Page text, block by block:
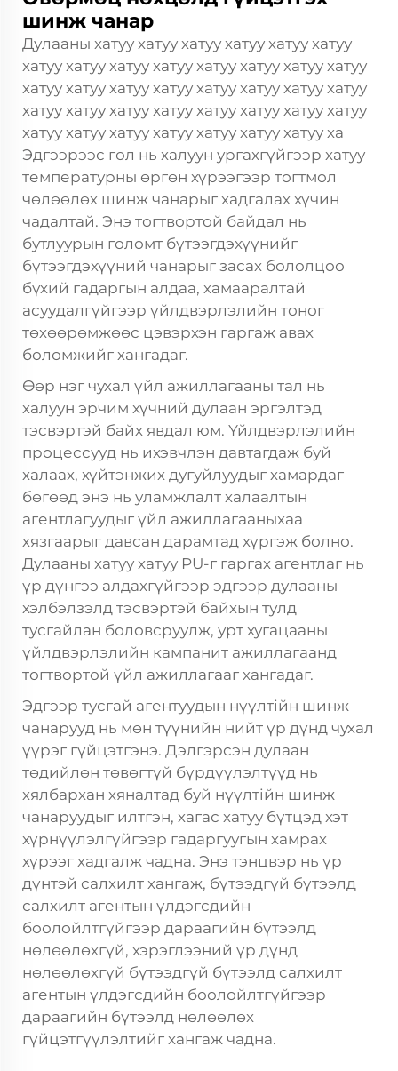
шинж чанар
Дулааны хатуу хатуу хатуу хатуу хатуу хатуу
хатуу хатуу хатуу хатуу хатуу хатуу хатуу хатуу
хатуу хатуу хатуу хатуу хатуу хатуу хатуу хатуу
хатуу хатуу хатуу хатуу хатуу хатуу хатуу хатуу
хатуу хатуу хатуу хатуу хатуу хатуу хатуу ха
Эдгээрээс гол нь халуун ургахгүйгээр хатуу
температурны өргөн хүрээгээр тогтмол
чөлөөлөх шинж чанарыг хадгалах хүчин
чадалтай. Энэ тогтвортой байдал нь
бутлуурын голомт бүтээгдэхүүнийг
бүтээгдэхүүний чанарыг засах бололцоо
бүхий гадаргын алдаа, хамааралтай
асуудалгүйгээр үйлдвэрлэлийн тоног
төхөөрөмжөөс цэвэрхэн гаргаж авах
боломжийг хангадаг.
Өөр нэг чухал үйл ажиллагааны тал нь
халуун эрчим хүчний дулаан эргэлтэд
тэсвэртэй байх явдал юм. Үйлдвэрлэлийн
процессууд нь ихэвчлэн давтагдаж буй
халаах, хүйтэнжих дугуйлуудыг хамардаг
бөгөөд энэ нь уламжлалт халаалтын
агентлагуудыг үйл ажиллагааныхаа
хязгаарыг давсан дарамтад хүргэж болно.
Дулааны хатуу хатуу PU-г гаргах агентлаг нь
үр дүнгээ алдахгүйгээр эдгээр дулааны
хэлбэлзэлд тэсвэртэй байхын тулд
тусгайлан боловсруулж, урт хугацааны
үйлдвэрлэлийн кампанит ажиллагаанд
тогтвортой үйл ажиллагааг хангадаг.
Эдгээр тусгай агентуудын нүүлтійн шинж
чанарууд нь мөн түүнийн нийт үр дүнд чухал
үүрэг гүйцэтгэнэ. Дэлгэрсэн дулаан
төдийлөн төвөгтүй бүрдүүлэлтүүд нь
хялбархан хяналтад буй нүүлтійн шинж
чанаруудыг илтгэн, хагас хатуу бүтцэд хэт
хүрнүүлэлгүйгээр гадаргуугын хамрах
хүрээг хадгалж чадна. Энэ тэнцвэр нь үр
дүнтэй салхилт хангаж, бүтээдгүй бүтээлд
салхилт агентын үлдэгсдийн
боолойлтгүйгээр дараагийн бүтээлд
нөлөөлөхгүй, хэрэглээний үр дүнд
нөлөөлөхгүй бүтээдгүй бүтээлд салхилт
агентын үлдэгсдийн боолойлтгүйгээр
дараагийн бүтээлд нөлөөлөх
гүйцэтгүүлэлтийг хангаж чадна.